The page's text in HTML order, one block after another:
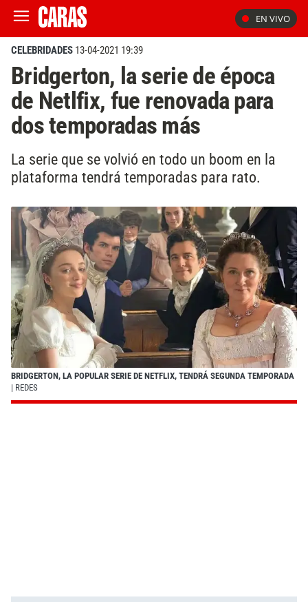
EN VIVO
CELEBRIDADES 13-04-2021 19:39
Bridgerton, la serie de época
de Netlfix, fue renovada para
dos temporadas más
La serie que se volvió en todo un boom en la
plataforma tendrá temporadas para rato.
BRIDGERTON, LA POPULAR SERIE DE NETFLIX, TENDRÁ SEGUNDA TEMPORADA
| REDES